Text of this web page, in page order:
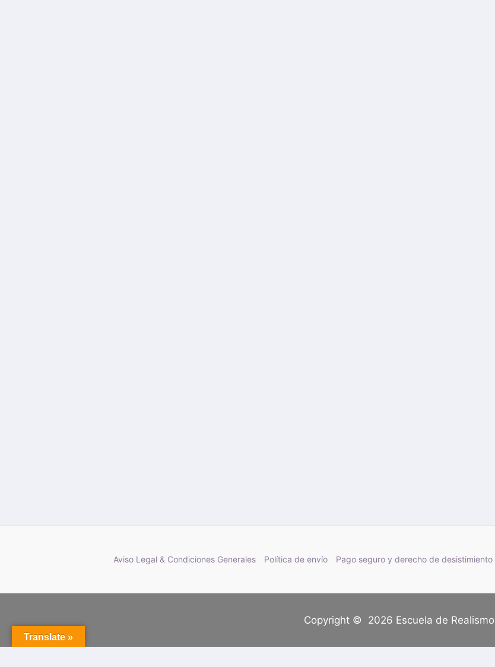
Aviso Legal & Condiciones Generales Política de envío Pago seguro y derecho de desistimiento
Copyright © 2026 Escuela de Realismo
Translate »